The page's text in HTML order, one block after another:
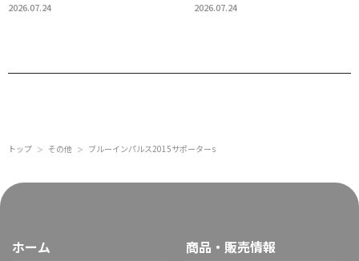
2026.07.24 2026.07.24
トップ ＞ その他 ＞ ブルーインパルス2015サポーターs
ホーム 商品・販売情報